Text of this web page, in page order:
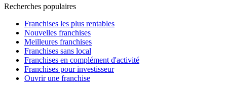
Recherches populaires
Franchises les plus rentables
Nouvelles franchises
Meilleures franchises
Franchises sans local
Franchises en complément d'activité
Franchises pour investisseur
Ouvrir une franchise